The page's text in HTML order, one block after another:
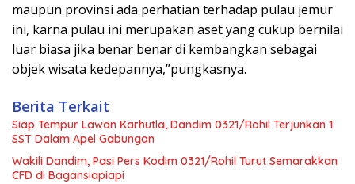
maupun provinsi ada perhatian terhadap pulau jemur
ini, karna pulau ini merupakan aset yang cukup bernilai
luar biasa jika benar benar di kembangkan sebagai
objek wisata kedepannya,”pungkasnya.
Berita Terkait
Siap Tempur Lawan Karhutla, Dandim 0321/Rohil Terjunkan 1
SST Dalam Apel Gabungan
Wakili Dandim, Pasi Pers Kodim 0321/Rohil Turut Semarakkan
CFD di Bagansiapiapi